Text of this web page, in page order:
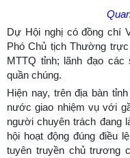
Dự Hội nghị có đồng chí
Phó Chủ tịch Thường
MTTQ tỉnh; lãnh đạo
quần chúng.
Hiện nay, trên địa bàn
nước giao nhiệm vụ với
người chuyên trách đang
hội hoạt động đúng điều
tuyên truyền chủ trương